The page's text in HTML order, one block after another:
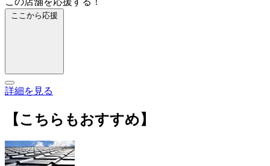
ここから応援
詳細を見る
【こちらもおすすめ】